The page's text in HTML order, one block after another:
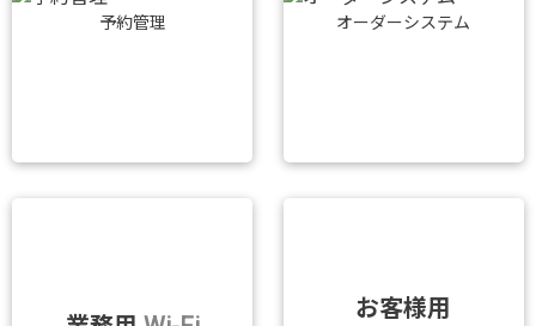
予約管理 オーダーシステム
お客様用